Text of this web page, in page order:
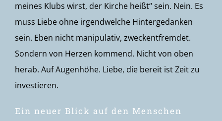
meines Klubs wirst, der Kirche heißt“ sein. Nein. Es
muss Liebe ohne irgendwelche Hintergedanken
sein. Eben nicht manipulativ, zweckentfremdet.
Sondern von Herzen kommend. Nicht von oben
herab. Auf Augenhöhe. Liebe, die bereit ist Zeit zu
investieren.
Ein neuer Blick auf den Menschen